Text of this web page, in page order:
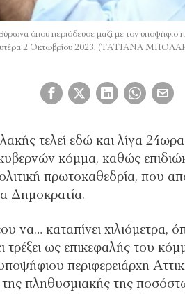
όπου περιόδευσε μαζί με τον υποψήφιο
2 Οκτωβρίου 2023. (ΤΑΤΙΑΝΑ
τελεί εδώ και λίγα
κόμμα, καθώς
πρωτοκαθεδρία, που
Δημοκρατία.
να… καταπίνει χιλιόμετρα,
τρέξει ως επικεφαλής του
περιφερειάρχη
πληθυσμιακής της